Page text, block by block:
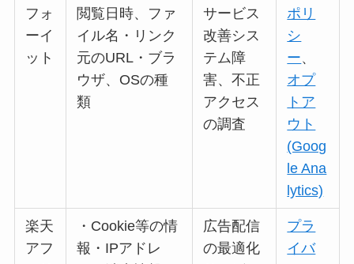
フォ
ーイ
ット
閲覧日時、ファ
イル名・リンク
元のURL・ブラ
ウザ、OSの種
類
サービス
改善シス
テム障
害、不正
アクセス
の調査
ポリ
シ
ー、
オプ
トア
ウト
(Goog
le Ana
lytics)
楽天
アフ
・Cookie等の情
報・IPアドレ
広告配信
の最適化
プラ
イバ